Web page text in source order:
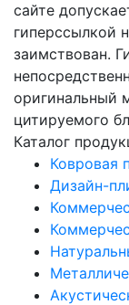
сайте
гиперссылкой
заимствован.
оригинальный
цитируемого
Каталог
Ковровая
Дизайн-